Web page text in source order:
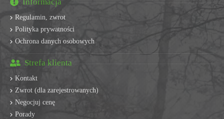
Regulamin, zwrot
Polityka prywatności
Ochrona danych osobowych
Strefa klienta
Kontakt
Zwrot (dla zarejestrowanych)
Negocjuj cenę
Porady